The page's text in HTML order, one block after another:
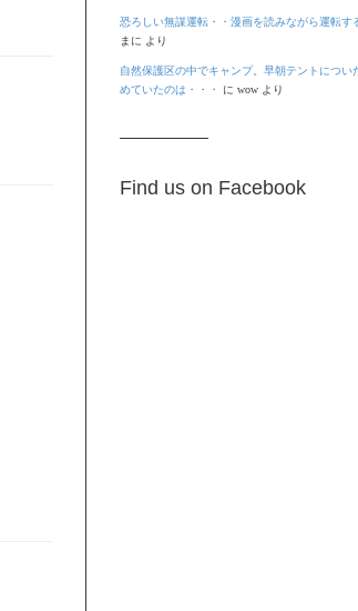
恐ろしい無謀運転・・漫画を読みながら運転す
まに より
自然保護区の中でキャンプ。早朝テントについ
めていたのは・・・
に wowより
Find us on Facebook